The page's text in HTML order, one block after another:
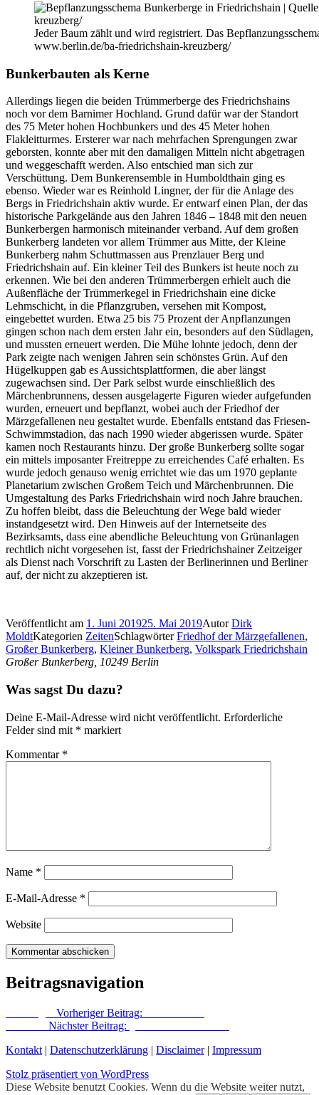
Jeder Baum zählt und wird registriert. Das
www.berlin.de/ba-friedrichshain-kreuzberg/
Bunkerbauten als Kerne
Allerdings liegen die beiden Trümmerberge des Friedrichshains
noch vor dem Barnimer Hochland. Grund dafür war der Standort
des 75 Meter hohen Hochbunkers und des 45 Meter hohen
Flakleitturmes. Ersterer war nach mehrfachen Sprengungen zwar
geborsten, konnte aber mit den damaligen Mitteln nicht abgetragen
und weggeschafft werden. Also entschied man sich zur
Verschüttung. Dem Bunkerensemble in Humboldthain ging es
ebenso. Wieder war es Reinhold Lingner, der für die Anlage des
Bergs in Friedrichshain aktiv wurde. Er entwarf einen Plan, der das
historische Parkgelände aus den Jahren 1846 – 1848 mit den neuen
Bunkerbergen harmonisch miteinander verband. Auf dem großen
Bunkerberg landeten vor allem Trümmer aus Mitte, der Kleine
Bunkerberg nahm Schuttmassen aus Prenzlauer Berg und
Friedrichshain auf. Ein kleiner Teil des Bunkers ist heute noch zu
erkennen. Wie bei den anderen Trümmerbergen erhielt auch die
Außenfläche der Trümmerkegel in Friedrichshain eine dicke
Lehmschicht, in die Pflanzgruben, versehen mit Kompost,
eingebettet wurden. Etwa 25 bis 75 Prozent der Anpflanzungen
gingen schon nach dem ersten Jahr ein, besonders auf den Südlagen,
und mussten erneuert werden. Die Mühe lohnte jedoch, denn der
Park zeigte nach wenigen Jahren sein schönstes Grün. Auf den
Hügelkuppen gab es Aussichtsplattformen, die aber längst
zugewachsen sind. Der Park selbst wurde einschließlich des
Märchenbrunnens, dessen ausgelagerte Figuren wieder aufgefunden
wurden, erneuert und bepflanzt, wobei auch der Friedhof der
Märzgefallenen neu gestaltet wurde. Ebenfalls entstand das Friesen-
Schwimmstadion, das nach 1990 wieder abgerissen wurde. Später
kamen noch Restaurants hinzu. Der große Bunkerberg sollte sogar
ein mittels imposanter Freitreppe zu erreichendes Café erhalten. Es
wurde jedoch genauso wenig errichtet wie das um 1970 geplante
Planetarium zwischen Großem Teich und Märchenbrunnen. Die
Umgestaltung des Parks Friedrichshain wird noch Jahre brauchen.
Zu hoffen bleibt, dass die Beleuchtung der Wege bald wieder
instandgesetzt wird. Den Hinweis auf der Internetseite des
Bezirksamts, dass eine abendliche Beleuchtung von Grünanlagen
rechtlich nicht vorgesehen ist, fasst der Friedrichshainer Zeitzeiger
als Dienst nach Vorschrift zu Lasten der Berlinerinnen und Berliner
auf, der nicht zu akzeptieren ist.
Veröffentlicht am 1. Juni 201925. Mai 2019AutorDirk
MoldtKategorien ZeitenSchlagwörterFriedhof der Märzgefallenen,
Großer Bunkerberg, Kleiner Bunkerberg, Volkspark Friedrichshain
Großer Bunkerberg, 10249 Berlin
Was sagst Du dazu?
Deine E-Mail-Adresse wird nicht veröffentlicht. Erforderliche
Felder sind mit * markiert
Kommentar *
Name *
E-Mail-Adresse *
Website
Beitragsnavigation
Vorheriger Beitrag:
Nächster Beitrag:
Kontakt | Datenschutzerklärung | Disclaimer| Impressum
Stolz präsentiert von WordPress
Diese Website benutzt Cookies. Wenn du die Website weiter nutzt,